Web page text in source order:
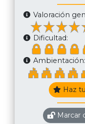
Valoración
Dificultad:
Ambientación:
Haz
Marcar